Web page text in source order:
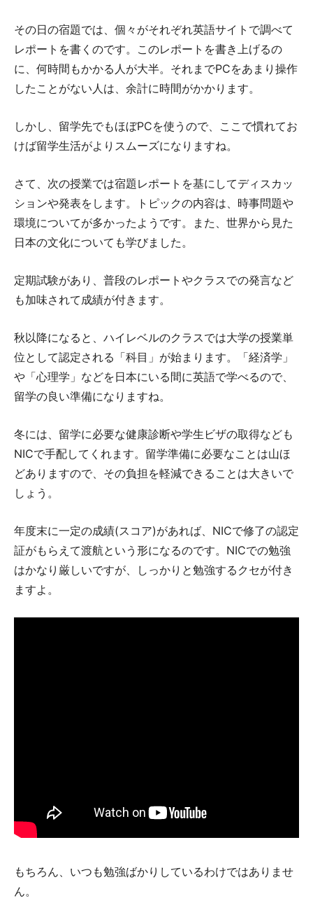
その日の宿題では、個々がそれぞれ英語サイトで調べて
レポートを書くのです。このレポートを書き上げるの
に、何時間もかかる人が大半。それまでPCをあまり操作
したことがない人は、余計に時間がかかります。
しかし、留学先でもほぼPCを使うので、ここで慣れてお
けば留学生活がよりスムーズになりますね。
さて、次の授業では宿題レポートを基にしてディスカッ
ションや発表をします。トピックの内容は、時事問題や
環境についてが多かったようです。また、世界から見た
日本の文化についても学びました。
定期試験があり、普段のレポートやクラスでの発言など
も加味されて成績が付きます。
秋以降になると、ハイレベルのクラスでは大学の授業単
位として認定される「科目」が始まります。「経済学」
や「心理学」などを日本にいる間に英語で学べるので、
留学の良い準備になりますね。
冬には、留学に必要な健康診断や学生ビザの取得なども
NICで手配してくれます。留学準備に必要なことは山ほ
どありますので、その負担を軽減できることは大きいで
しょう。
年度末に一定の成績(スコア)があれば、NICで修了の認定
証がもらえて渡航という形になるのです。NICでの勉強
はかなり厳しいですが、しっかりと勉強するクセが付き
ますよ。
もちろん、いつも勉強ばかりしているわけではありませ
ん。